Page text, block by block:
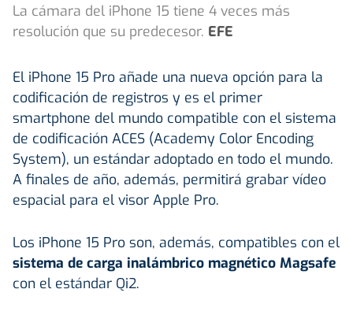
La cámara del iPhone 15 tiene 4 veces más
resolución que su predecesor. EFE
El iPhone 15 Pro añade una nueva opción para la
codificación de registros y es el primer
smartphone del mundo compatible con el sistema
de codificación ACES (Academy Color Encoding
System), un estándar adoptado en todo el mundo.
A finales de año, además, permitirá grabar vídeo
espacial para el visor Apple Pro.
Los iPhone 15 Pro son, además, compatibles con el
sistema de carga inalámbrico magnético Magsafe
con el estándar Qi2.